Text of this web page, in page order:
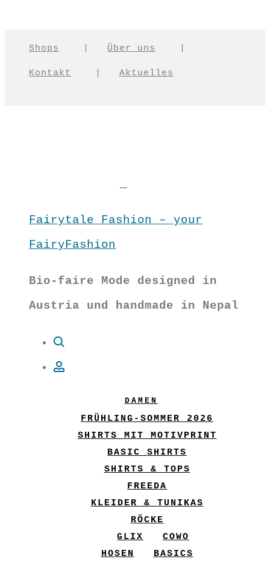
Shops Über uns
Kontakt Aktuelles
Fairytale Fashion – your
FairyFashion
Bio-faire Mode designed in
Austria und handmade in Nepal
DAMEN
FRÜHLING-SOMMER 2026
SHIRTS MIT MOTIVPRINT
BASIC SHIRTS
SHIRTS & TOPS
FREEDA
KLEIDER & TUNIKAS
RÖCKE
GLIX
COWO
HOSEN
BASICS